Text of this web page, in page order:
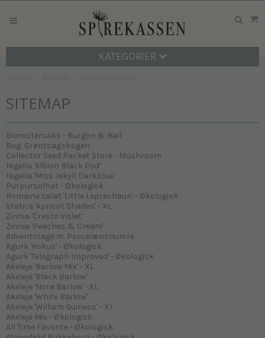
KATEGORIER
SITEMAP
Blomstersaks - Burgon & Ball
Bog: Grøntsagsbogen
Collector Seed Packet Store - Mushroom
Nigella 'Albion Black Pod'
Nigella 'Miss Jekyll Darkblue'
Purpursolhat - Økologisk
Romaine salat 'Little Leprechaun' - Økologisk
Statice 'Apricot Shades' - XL
Zinnia 'Cresto Violet'
Zinnia 'Peaches & Cream'
Adventstage m. Porcelænsnumre
Agurk 'Hokus' - Økologisk
Agurk 'Telegraph Improved' - Økologisk
Akeleje 'Barlow Mix' - XL
Akeleje 'Black Barlow'
Akeleje 'Nora Barlow' -XL
Akeleje 'White Barlow'
Akeleje 'William Guiness' - XL
Akeleje Mix - Økologisk
All Time Favorite - Økologisk